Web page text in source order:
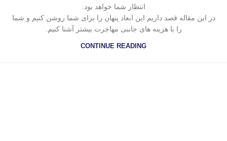
انتظار شما خواهد بود.
در این مقاله قصد داریم این ابعاد پنهان را برای شما روشن کنیم و شما
را با هزینه های جانبی مهاجرت بیشتر آشنا کنیم.
CONTINUE READING